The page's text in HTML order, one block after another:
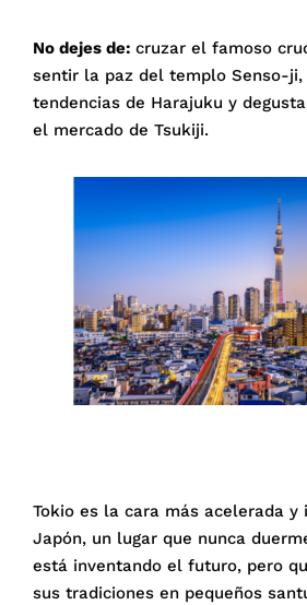
No dejes de: cruzar el famoso
sentir la paz del templo Senso-
tendencias de Harajuku y
el mercado de Tsukiji.
Tokio es la cara más acelerada y
Japón, un lugar que nunca
está inventando el futuro, pero
sus tradiciones en pequeños